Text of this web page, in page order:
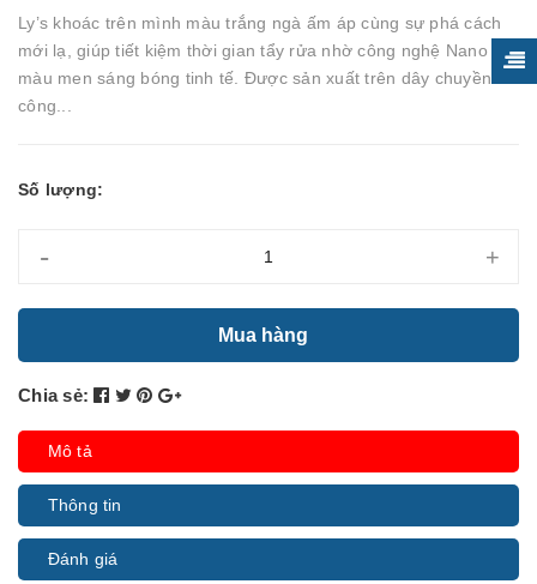
Ly’s khoác trên mình màu trắng ngà ấm áp cùng sự phá cách
mới lạ, giúp tiết kiệm thời gian tẩy rửa nhờ công nghệ Nano và
màu men sáng bóng tinh tế. Được sản xuất trên dây chuyền
công...
Số lượng:
- +
Mua hàng
Chia sẻ:
Mô tả
Thông tin
Đánh giá